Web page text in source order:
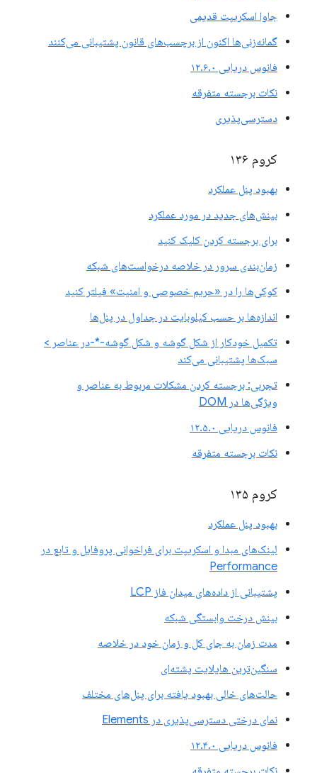
جاوا اسکریپت قدیمی
گمانه‌زنی‌ها اکنون از برچسب‌های قانون پشتیبانی می‌کنند
فانوس دریایی ۱۲.۶.۰
نکات برجسته متفرقه
دسترسی‌پذیری
کروم ۱۳۶
بهبود پنل عملکرد
بینش‌های جدید در مورد عملکرد
برای برجسته کردن کلیک کنید
زمان‌بندی سرور در خلاصه درخواست‌های شبکه
کوکی‌ها را در «حریم خصوصی و امنیت» فیلتر کنید
اندازه‌ها بر حسب کیلوبایت در جداول در پنل‌ها
تکمیل خودکار از شکل گوشه و شکل گوشه-*-در عناصر >
سبک‌ها پشتیبانی می‌کند
تجربی: برجسته کردن مشکلات مربوط به عناصر و
ویژگی‌ها در DOM
فانوس دریایی ۱۲.۵.۰
نکات برجسته متفرقه
کروم ۱۳۵
بهبود پنل عملکرد
لینک‌های مبدا و اسکریپت برای فراخوانی پروفایل و تابع در
Performance
پشتیبانی از داده‌های میدان فاز LCP
بینش درخت وابستگی شبکه
مدت زمان به جای کل و زمان خود در خلاصه
سنگین‌ترین هایلایت پشته‌ای
حالت‌های خالی بهبود یافته برای پنل‌های مختلف
نمای درختی دسترسی‌پذیری در Elements
فانوس دریایی ۱۲.۴.۰